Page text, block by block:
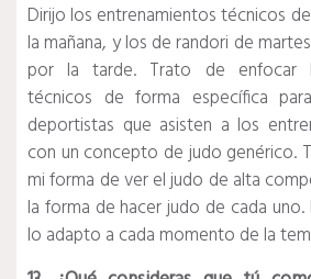
Dirijo los entrenamientos técnicos
la mañana, y los de randori de
por la tarde. Trato de enfocar
técnicos de forma específica
deportistas que asisten a los
con un concepto de judo genérico.
mi forma de ver el judo de alta
la forma de hacer judo de cada uno.
lo adapto a cada momento de la